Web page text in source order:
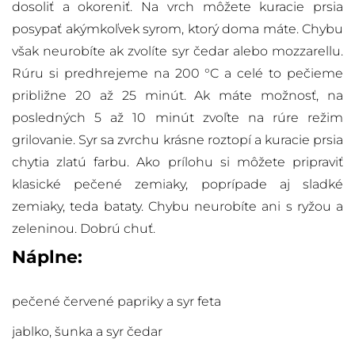
dosoliť a okoreniť. Na vrch môžete kuracie prsia
posypať akýmkoľvek syrom, ktorý doma máte. Chybu
však neurobíte ak zvolíte syr čedar alebo mozzarellu.
Rúru si predhrejeme na 200 °C a celé to pečieme
približne 20 až 25 minút. Ak máte možnosť, na
posledných 5 až 10 minút zvoľte na rúre režim
grilovanie. Syr sa zvrchu krásne roztopí a kuracie prsia
chytia zlatú farbu. Ako prílohu si môžete pripraviť
klasické pečené zemiaky, poprípade aj sladké
zemiaky, teda bataty. Chybu neurobíte ani s ryžou a
zeleninou. Dobrú chuť.
Náplne:
pečené červené papriky a syr feta
jablko, šunka a syr čedar